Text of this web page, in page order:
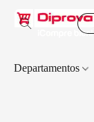
Departamentos